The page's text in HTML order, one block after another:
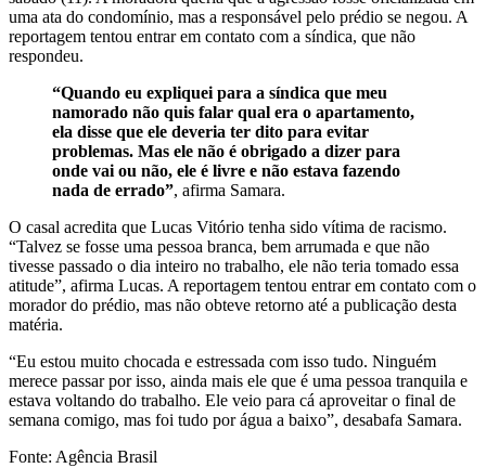
uma ata do condomínio, mas a responsável pelo prédio se negou. A
reportagem tentou entrar em contato com a síndica, que não
respondeu.
“Quando eu expliquei para a síndica que meu
namorado não quis falar qual era o apartamento,
ela disse que ele deveria ter dito para evitar
problemas. Mas ele não é obrigado a dizer para
onde vai ou não, ele é livre e não estava fazendo
nada de errado”, afirma Samara.
O casal acredita que Lucas Vitório tenha sido vítima de racismo.
“Talvez se fosse uma pessoa branca, bem arrumada e que não
tivesse passado o dia inteiro no trabalho, ele não teria tomado essa
atitude”, afirma Lucas. A reportagem tentou entrar em contato com o
morador do prédio, mas não obteve retorno até a publicação desta
matéria.
“Eu estou muito chocada e estressada com isso tudo. Ninguém
merece passar por isso, ainda mais ele que é uma pessoa tranquila e
estava voltando do trabalho. Ele veio para cá aproveitar o final de
semana comigo, mas foi tudo por água a baixo”, desabafa Samara.
Fonte: Agência Brasil